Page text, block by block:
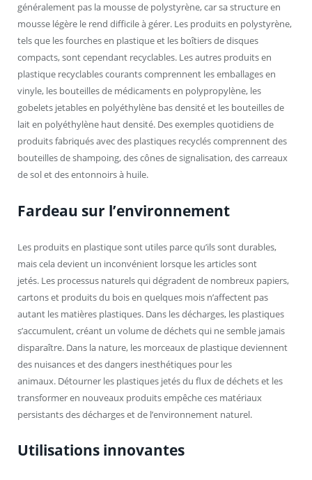
généralement pas la mousse de polystyrène, car sa structure en
mousse légère le rend difficile à gérer. Les produits en polystyrène,
tels que les fourches en plastique et les boîtiers de disques
compacts, sont cependant recyclables. Les autres produits en
plastique recyclables courants comprennent les emballages en
vinyle, les bouteilles de médicaments en polypropylène, les
gobelets jetables en polyéthylène bas densité et les bouteilles de
lait en polyéthylène haut densité. Des exemples quotidiens de
produits fabriqués avec des plastiques recyclés comprennent des
bouteilles de shampoing, des cônes de signalisation, des carreaux
de sol et des entonnoirs à huile.
Fardeau sur l’environnement
Les produits en plastique sont utiles parce qu’ils sont durables,
mais cela devient un inconvénient lorsque les articles sont
jetés. Les processus naturels qui dégradent de nombreux papiers,
cartons et produits du bois en quelques mois n’affectent pas
autant les matières plastiques. Dans les décharges, les plastiques
s’accumulent, créant un volume de déchets qui ne semble jamais
disparaître. Dans la nature, les morceaux de plastique deviennent
des nuisances et des dangers inesthétiques pour les
animaux. Détourner les plastiques jetés du flux de déchets et les
transformer en nouveaux produits empêche ces matériaux
persistants des décharges et de l’environnement naturel.
Utilisations innovantes